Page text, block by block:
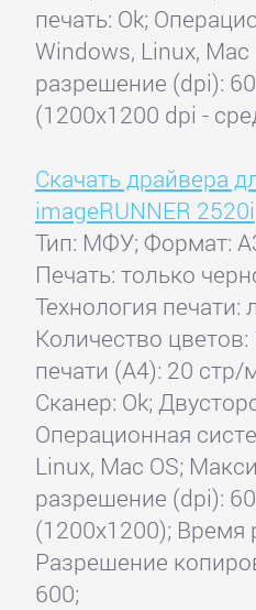
печать: Ok;
Windows, Linux,
разрешение (dpi):
(1200х1200 dpi -
Скачать драйвера
imageRUNNER 2520i
Тип: МФУ; Формат:
Печать: только
Технология печати:
Количество
печати (А4): 20 стр/
Сканер: Ok;
Операционная
Linux, Mac OS;
разрешение (dpi):
(1200x1200); Время
Разрешение
600;